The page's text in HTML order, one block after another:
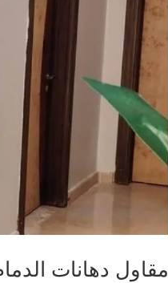
مقاول دهانات